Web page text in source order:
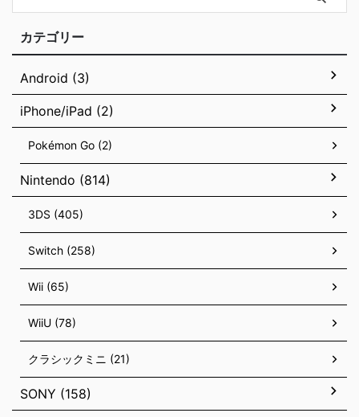
カテゴリー
Android (3)
iPhone/iPad (2)
Pokémon Go (2)
Nintendo (814)
3DS (405)
Switch (258)
Wii (65)
WiiU (78)
クラシックミニ (21)
SONY (158)